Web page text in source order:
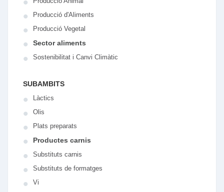
Producció d'Aliments
Producció Vegetal
Sector aliments
Sostenibilitat i Canvi Climàtic
SUBAMBITS
Làctics
Olis
Plats preparats
Productes carnis
Substituts carnis
Substituts de formatges
Vi